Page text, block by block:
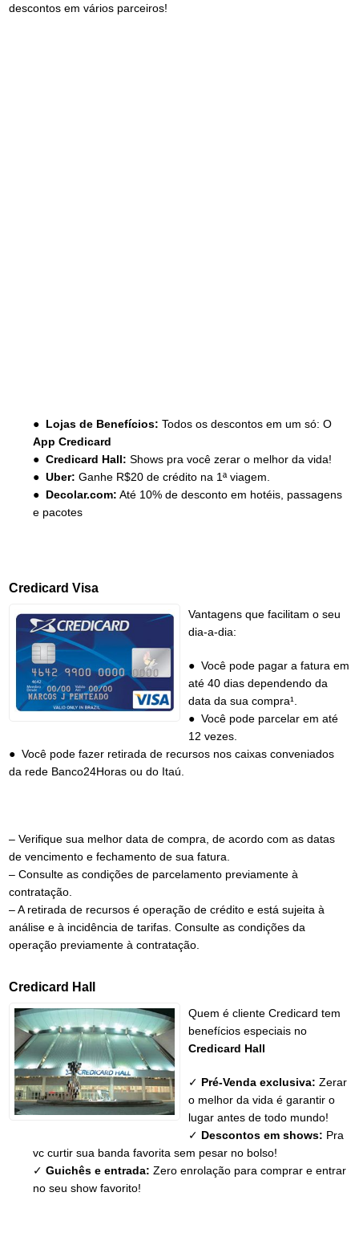
descontos em vários parceiros!
● Lojas de Benefícios: Todos os descontos em um só: O
App Credicard
● Credicard Hall:Shows pra você zerar o melhor da vida!
● Uber:Ganhe R$20 de crédito na 1ª viagem.
● Decolar.com: Até 10% de desconto em hotéis, passagens
e pacotes
Credicard Visa
Vantagens que facilitam o seu
dia-a-dia:
● Você pode pagar a fatura em
até 40 dias dependendo da
data da sua compra¹.
● Você pode parcelar em até
12 vezes.
● Você pode fazer retirada de recursos nos caixas conveniados
da rede Banco24Horas ou do Itaú.
– Verifique sua melhor data de compra, de acordo com as datas
de vencimento e fechamento de sua fatura.
– Consulte as condições de parcelamento previamente à
contratação.
– A retirada de recursos é operação de crédito e está sujeita à
análise e à incidência de tarifas. Consulte as condições da
operação previamente à contratação.
Credicard Hall
Quem é cliente Credicard tem
benefícios especiais no
Credicard Hall
✓ Pré-Venda exclusiva:Zerar
o melhor da vida é garantir o
lugar antes de todo mundo!
✓ Descontos em shows: Pra
vc curtir sua banda favorita sem pesar no bolso!
✓Guichês e entrada:Zero enrolação para comprar e entrar
no seu show favorito!